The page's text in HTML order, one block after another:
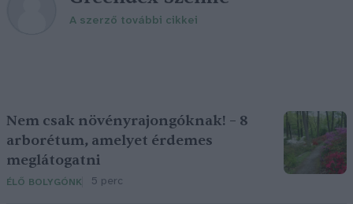
A szerző további cikkei
Nem csak növényrajongóknak! – 8
arborétum, amelyet érdemes
meglátogatni
ÉLŐ BOLYGÓNK 5 perc